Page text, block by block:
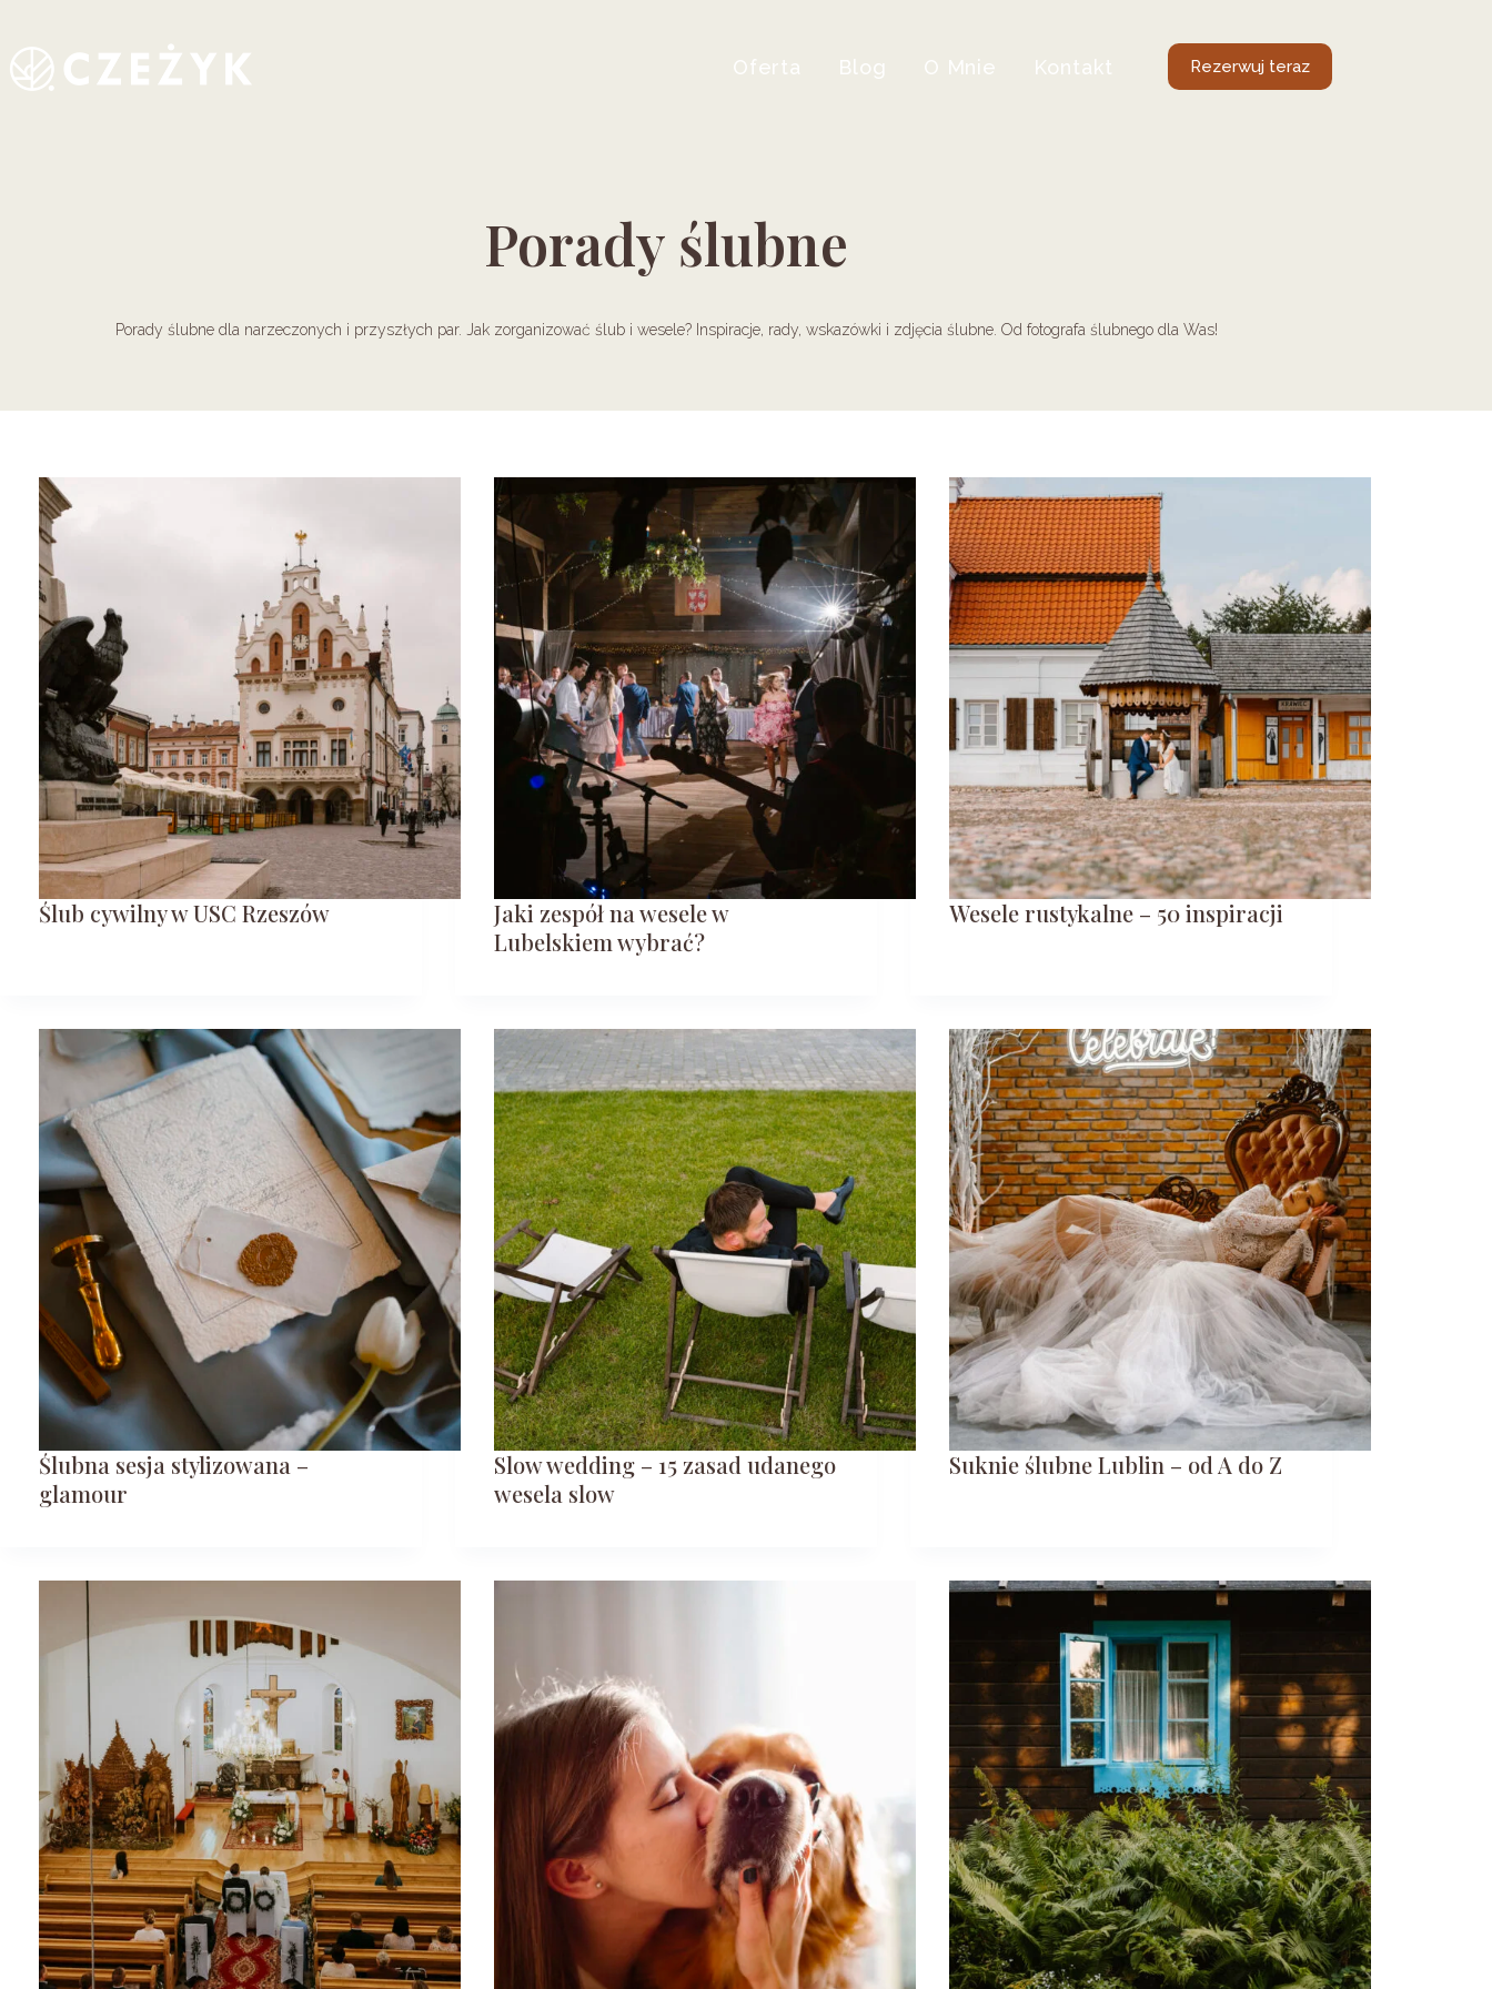
treści
Oferta Blog O Mnie Kontakt Rezerwuj teraz
Porady ślubne
Porady ślubne dla narzeczonych i przyszłych par. Jak zorganizować ślub i wesele? Inspiracje, rady, wskazówki i zdjęcia ślubne. Od fotografa ślubnego dla Was!
Ślub cywilny w USC Rzeszów
Jaki zespół na wesele w
Lubelskiem wybrać?
Wesele rustykalne – 50 inspiracji
Ślubna sesja stylizowana –
glamour
Slow wedding – 15 zasad udanego
wesela slow
Suknie ślubne Lublin – od A do Z